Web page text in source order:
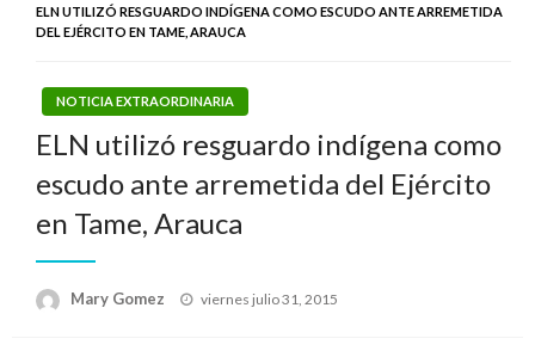
ELN UTILIZÓ RESGUARDO INDÍGENA COMO ESCUDO ANTE ARREMETIDA
DEL EJÉRCITO EN TAME, ARAUCA
NOTICIA EXTRAORDINARIA
ELN utilizó resguardo indígena como
escudo ante arremetida del Ejército
en Tame, Arauca
Mary Gomez
Publicado
viernes julio 31, 2015